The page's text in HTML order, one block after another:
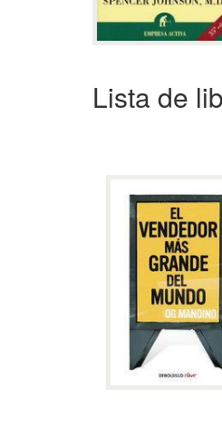
Lista de